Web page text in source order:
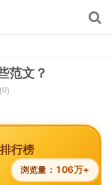
范文？
行榜
浏览量： 106万+